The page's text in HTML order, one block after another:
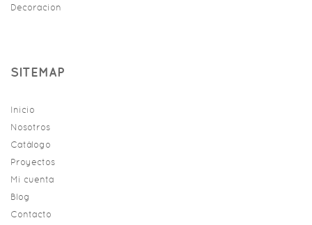
Decoracion
SITEMAP
Inicio
Nosotros
Catálogo
Proyectos
Mi cuenta
Blog
Contacto